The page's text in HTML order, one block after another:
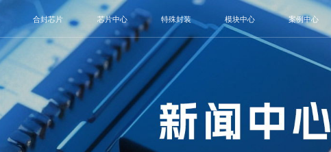
合封芯片 芯片中心 特殊封装 模块中心 案例中心